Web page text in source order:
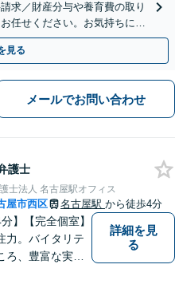
求／財産分与や養育費の取り
任せください。お気持ちに寄
【Web相談可】
見る
メールでお問い合わせ
護士
士法人 名古屋駅オフィス
屋市西区 名古屋駅 から徒歩4分
】【完全個室】
力。バイタリテ
ろ、豊富な実
詳細を見
る